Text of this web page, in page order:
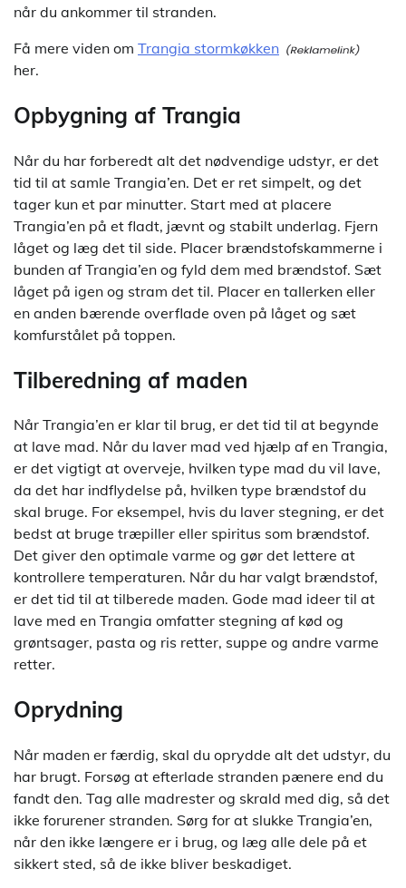
når du ankommer til stranden.
Få mere viden om Trangia stormkøkken
her.
Opbygning af Trangia
Når du har forberedt alt det nødvendige udstyr, er det
tid til at samle Trangia’en. Det er ret simpelt, og det
tager kun et par minutter. Start med at placere
Trangia’en på et fladt, jævnt og stabilt underlag. Fjern
låget og læg det til side. Placer brændstofskammerne i
bunden af Trangia’en og fyld dem med brændstof. Sæt
låget på igen og stram det til. Placer en tallerken eller
en anden bærende overflade oven på låget og sæt
komfurstålet på toppen.
Tilberedning af maden
Når Trangia’en er klar til brug, er det tid til at begynde
at lave mad. Når du laver mad ved hjælp af en Trangia,
er det vigtigt at overveje, hvilken type mad du vil lave,
da det har indflydelse på, hvilken type brændstof du
skal bruge. For eksempel, hvis du laver stegning, er det
bedst at bruge træpiller eller spiritus som brændstof.
Det giver den optimale varme og gør det lettere at
kontrollere temperaturen. Når du har valgt brændstof,
er det tid til at tilberede maden. Gode mad ideer til at
lave med en Trangia omfatter stegning af kød og
grøntsager, pasta og ris retter, suppe og andre varme
retter.
Oprydning
Når maden er færdig, skal du oprydde alt det udstyr, du
har brugt. Forsøg at efterlade stranden pænere end du
fandt den. Tag alle madrester og skrald med dig, så det
ikke forurener stranden. Sørg for at slukke Trangia’en,
når den ikke længere er i brug, og læg alle dele på et
sikkert sted, så de ikke bliver beskadiget.